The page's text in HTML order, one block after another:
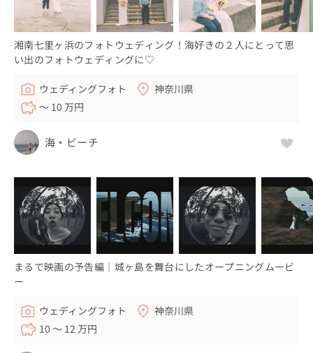
湘南七里ヶ浜のフォトウェディング！海好きの２人にとって思
い出のフォトウェディングに♡
ウェディングフォト
神奈川県
〜 10 万円
海・ビーチ
まるで映画の予告編｜城ヶ島を舞台にしたオープニングムービ
ー
ウェディングフォト
神奈川県
10 〜 12 万円